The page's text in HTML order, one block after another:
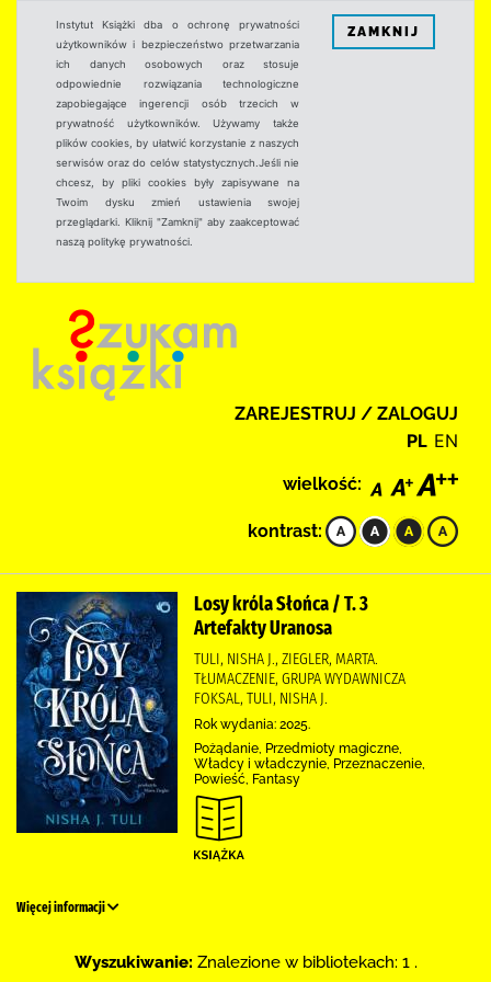
Instytut Książki dba o ochronę prywatności
użytkowników i bezpieczeństwo przetwarzania
ich danych osobowych oraz stosuje
odpowiednie rozwiązania technologiczne
zapobiegające ingerencji osób trzecich w
prywatność użytkowników. Używamy także
plików cookies, by ułatwić korzystanie z naszych
serwisów oraz do celów statystycznych.Jeśli nie
chcesz, by pliki cookies były zapisywane na
Twoim dysku zmień ustawienia swojej
przeglądarki. Kliknij "Zamknij" aby zaakceptować
naszą politykę prywatności.
ZAMKNIJ
ZAREJESTRUJ / ZALOGUJ
PL EN
wielkość:
kontrast:
Losy króla Słońca / T. 3
Artefakty Uranosa
TULI, NISHA J., ZIEGLER, MARTA.
TŁUMACZENIE, GRUPA WYDAWNICZA
FOKSAL, TULI, NISHA J.
Rok wydania: 2025.
Pożądanie, Przedmioty magiczne,
Władcy i władczynie, Przeznaczenie,
Powieść, Fantasy
Więcej informacji
Wyszukiwanie: Znalezione w bibliotekach: 1 .